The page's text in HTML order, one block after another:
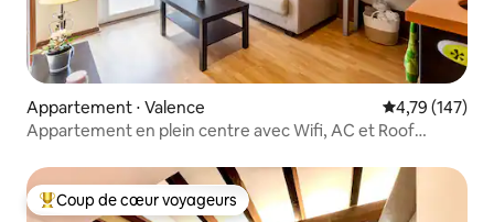
Appartement ⋅ Valence Évaluation
4,79 (147)
Appartement en plein centre avec Wifi, AC et Roof
Coups de cœur voyageurs les plus appréciés
Coup de cœur voyageurs